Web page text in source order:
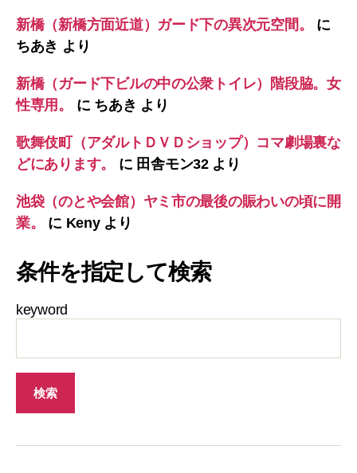
新橋（新橋方面近道）ガード下の異次元空間。
に
ちあき より
新橋（ガード下ビルの中の公衆トイレ）階段脇。女
性専用。
に ちあき より
歌舞伎町（アダルトＤＶＤショップ）コマ劇場裏な
どにあります。
に 田舎モン32より
池袋（のとや会館）ヤミ市の最後の賑わいの頃に開
業。
に Kenyより
条件を指定して検索
keyword